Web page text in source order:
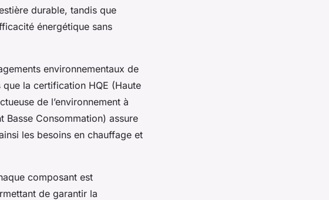
durable, tandis que
énergétique sans
environnementaux de
que la certification HQE (Haute
de l’environnement à
Basse Consommation) assure
les besoins en chauffage et
composant est
de garantir la